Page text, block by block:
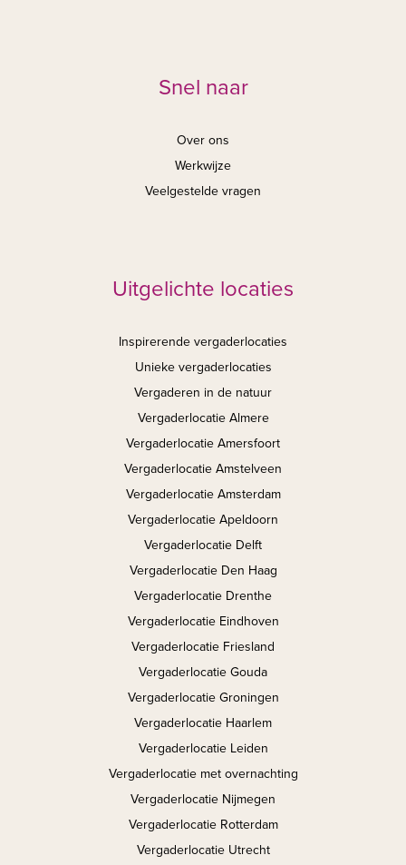
Snel naar
Over ons
Werkwijze
Veelgestelde vragen
Uitgelichte locaties
Inspirerende vergaderlocaties
Unieke vergaderlocaties
Vergaderen in de natuur
Vergaderlocatie Almere
Vergaderlocatie Amersfoort
Vergaderlocatie Amstelveen
Vergaderlocatie Amsterdam
Vergaderlocatie Apeldoorn
Vergaderlocatie Delft
Vergaderlocatie Den Haag
Vergaderlocatie Drenthe
Vergaderlocatie Eindhoven
Vergaderlocatie Friesland
Vergaderlocatie Gouda
Vergaderlocatie Groningen
Vergaderlocatie Haarlem
Vergaderlocatie Leiden
Vergaderlocatie met overnachting
Vergaderlocatie Nijmegen
Vergaderlocatie Rotterdam
Vergaderlocatie Utrecht